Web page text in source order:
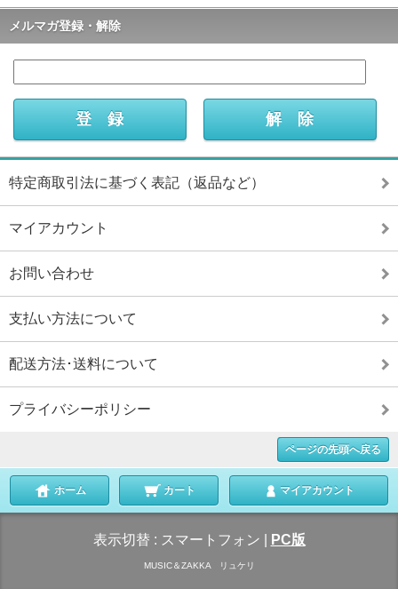
メルマガ登録・解除
特定商取引法に基づく表記（返品など）
マイアカウント
お問い合わせ
支払い方法について
配送方法･送料について
プライバシーポリシー
ページの先頭へ戻る
ホーム カート マイアカウント
表示切替 : スマートフォン PC版
MUSIC＆ZAKKA リュケリ